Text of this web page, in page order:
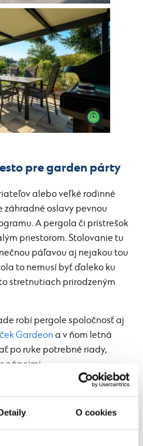
O cookies
pre garden párty
alebo veľké rodinné
záhradné oslavy pevnou
A pergola či prístrešok
priestorom. Stolovanie tu
páľavou aj nejakou tou
to nemusí byť ďaleko ku
stretnutiach prirodzeným
robí pergole spoločnosť aj
Gardeon a v ňom letná
po ruke potrebné riady,
nápojmi.